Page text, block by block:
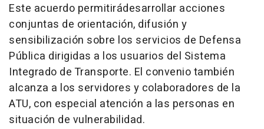
Este acuerdo permitirádesarrollar acciones
conjuntas de orientación, difusión y
sensibilización sobre los servicios de Defensa
Pública dirigidas a los usuarios del Sistema
Integrado de Transporte. El convenio también
alcanza a los servidores y colaboradores de la
ATU, con especial atención a las personas en
situación de vulnerabilidad.